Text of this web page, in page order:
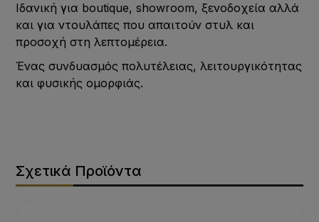
Ιδανική για boutique, showroom, ξενοδοχεία αλλά
και για ντουλάπες που απαιτούν στυλ και
προσοχή στη λεπτομέρεια.
Ένας συνδυασμός πολυτέλειας, λειτουργικότητας
και φυσικής ομορφιάς.
Σχετικά Προϊόντα